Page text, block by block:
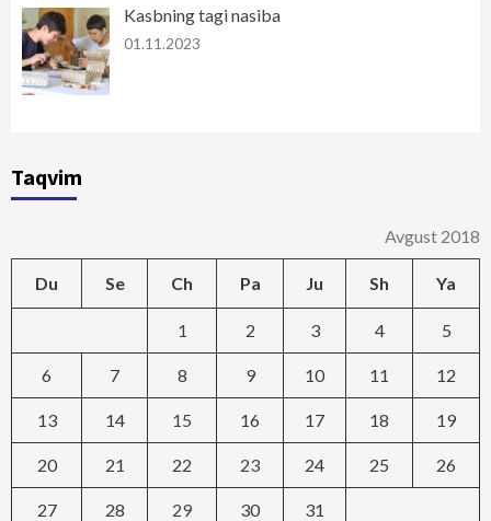
Kasbning tagi nasiba
01.11.2023
Taqvim
Avgust 2018
Du Se Ch Pa Ju Sh Ya
1 2 3 4 5
6 7 8 9 10 11 12
13 14 15 16 17 18 19
20 21 22 23 24 25 26
27 28 29 30 31